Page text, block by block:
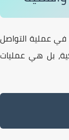
في عملية التواصل
بل هي عمليات